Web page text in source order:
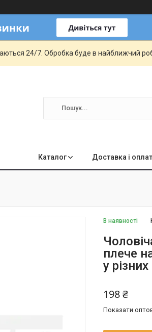
24/7. Обробка буде в найближчий
Каталог Доставка і
В наявності
плече
у
198 ₴
Показати